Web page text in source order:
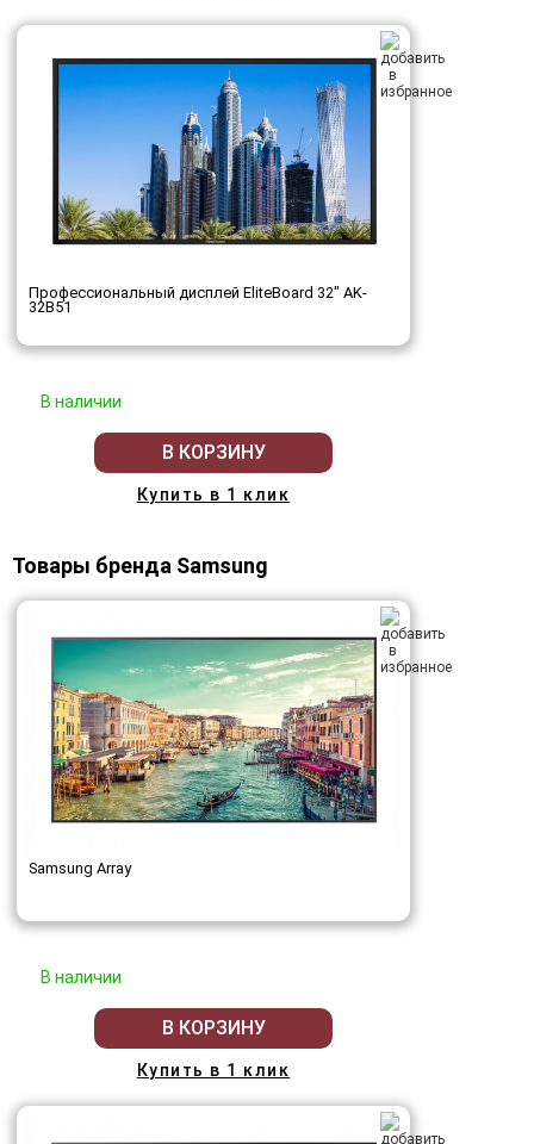
Профессиональный дисплей EliteBoard 32" AK-
32B51
В наличии
В КОРЗИНУ
Купить в 1 клик
Товары бренда Samsung
Samsung Array
В наличии
В КОРЗИНУ
Купить в 1 клик